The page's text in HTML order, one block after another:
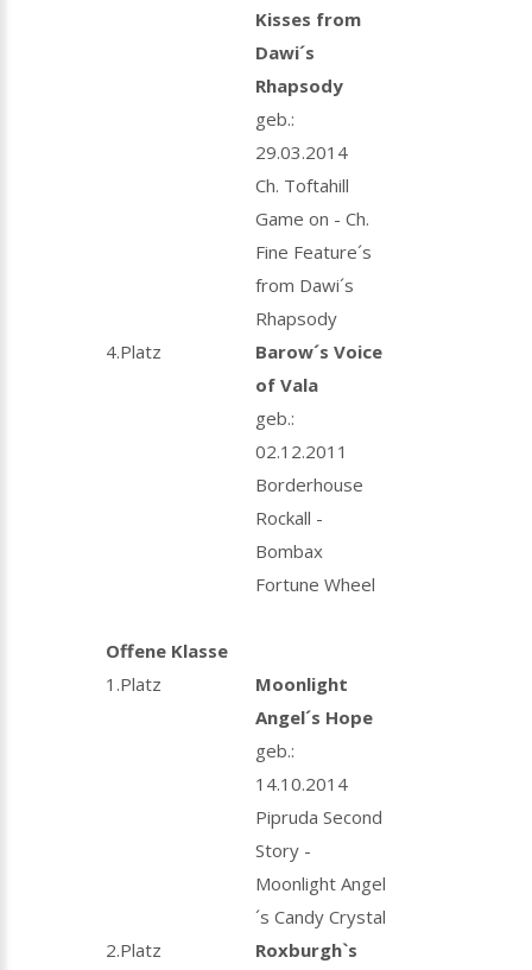
Kisses from
Dawi´s
Rhapsody
geb.:
29.03.2014
Ch. Toftahill
Game on - Ch.
Fine Feature´s
from Dawi´s
Rhapsody
4.Platz
Barow´s Voice
of Vala
geb.:
02.12.2011
Borderhouse
Rockall -
Bombax
Fortune Wheel
Offene Klasse
1.Platz
Moonlight
Angel´s Hope
geb.:
14.10.2014
Pipruda Second
Story -
Moonlight Angel
´s Candy Crystal
2.Platz
Roxburgh`s